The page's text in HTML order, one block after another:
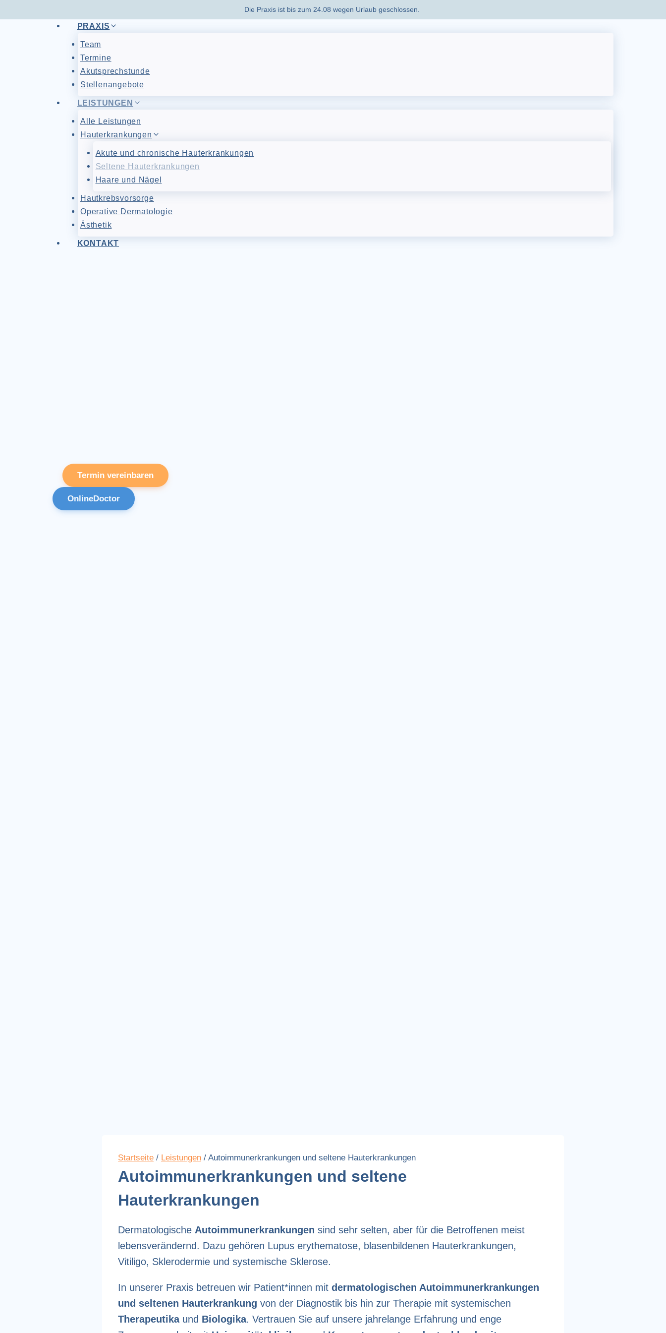
Die Praxis ist bis zum 24.08 wegen Urlaub geschlossen.
PRAXIS
Team
Termine
Akutsprechstunde
Stellenangebote
LEISTUNGEN
Alle Leistungen
Hauterkrankungen
Akute und chronische Hauterkrankungen
Seltene Hauterkrankungen
Haare und Nägel
Hautkrebsvorsorge
Operative Dermatologie
Ästhetik
KONTAKT
Termin vereinbaren
OnlineDoctor
Startseite / Leistungen / Autoimmunerkrankungen und seltene Hauterkrankungen
Autoimmunerkrankungen und seltene
Hauterkrankungen
Dermatologische Autoimmunerkrankungen sind sehr selten, aber für die Betroffenen meist
lebensverändernd. Dazu gehören Lupus erythematose, blasenbildenen Hauterkrankungen,
Vitiligo, Sklerodermie und systemische Sklerose.
In unserer Praxis betreuen wir Patient*innen mit dermatologischen Autoimmunerkrankungen
und seltenen Hauterkrankung von der Diagnostik bis hin zur Therapie mit systemischen
Therapeutikaund Biologika. Vertrauen Sie auf unsere jahrelange Erfahrung und enge